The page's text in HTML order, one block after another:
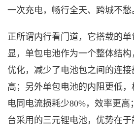
一次充电，畅行全天、跨城不愁
正所谓内行看门道，它搭载的
显，单包电池作为一个整体结
优化，减少了电池包之间的连
高；另外单包电池的内阻更低
电同电流损耗少80%，效率更高
台采用的三元锂电池，优势在于